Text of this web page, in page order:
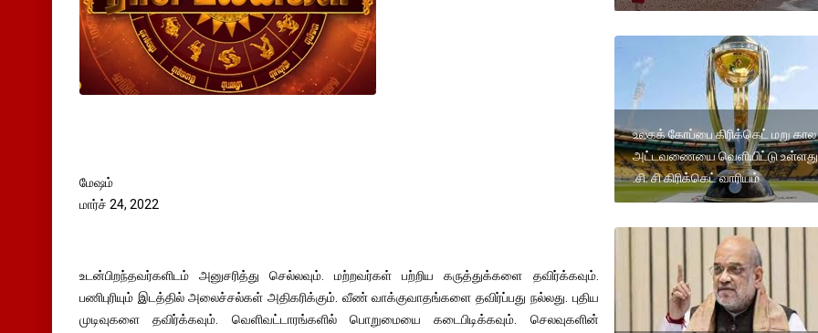
மேஷம்
மார்ச் 24, 2022
உடன்பிறந்தவர்களிடம் அனுசரித்து செல்லவும். மற்றவர்கள் பற்றிய கருத்துக்களை தவிர்க்கவும்.
பணிபுரியும் இடத்தில் அலைச்சல்கள் அதிகரிக்கும். வீண் வாக்குவாதங்களை தவிர்ப்பது நல்லது. புதிய
முடிவுகளை தவிர்க்கவும். வெளிவட்டாரங்களில் பொறுமையை கடைபிடிக்கவும். செலவுகளின்
உலகக் கோப்பை கிரிக்கெட் மறு கால
அட்டவணையை வெளியிட்டு
.சி. சி கிரிக்கெட் வாரியம்